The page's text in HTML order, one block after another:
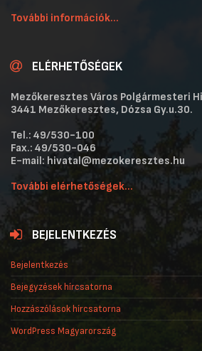
További információk...
ELÉRHETŐSÉGEK
Mezőkeresztes Város Polgármesteri
3441 Mezőkeresztes, Dózsa Gy.u.30.
Tel.: 49/530-100
Fax.: 49/530-046
E-mail: hivatal@mezokeresztes.hu
További elérhetőségek...
BEJELENTKEZÉS
Bejelentkezés
Bejegyzések hírcsatorna
Hozzászólások hírcsatorna
WordPress Magyarország